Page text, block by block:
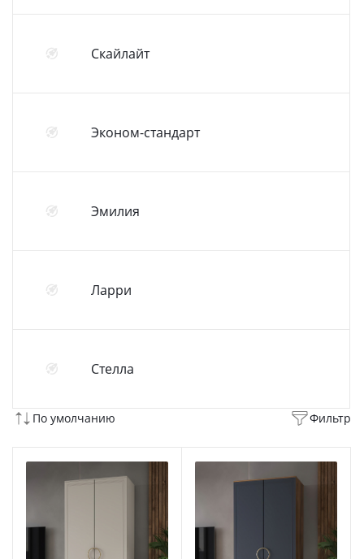
Скайлайт
Эконом-стандарт
Эмилия
Ларри
Стелла
По умолчанию Фильтр